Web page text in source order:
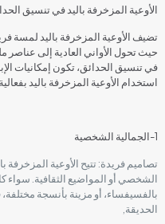
الأوعية المزخرفة باليد في تنسيق
تضيف الأوعية المزخرفة باليد لمسة
حيث تحول الأواني العادية إلى عناصر
في تنسيق الحدائق، تكون إمكانيات
استخدام الأوعية المزخرفة باليد
1-الجمالية الشخصية
تصاميم فريدة: تتيح الأوعية
الشخصي أو المواضيع الثقافية.
بالفسيفساء، أو مزينة بأنسجة
الحديقة,